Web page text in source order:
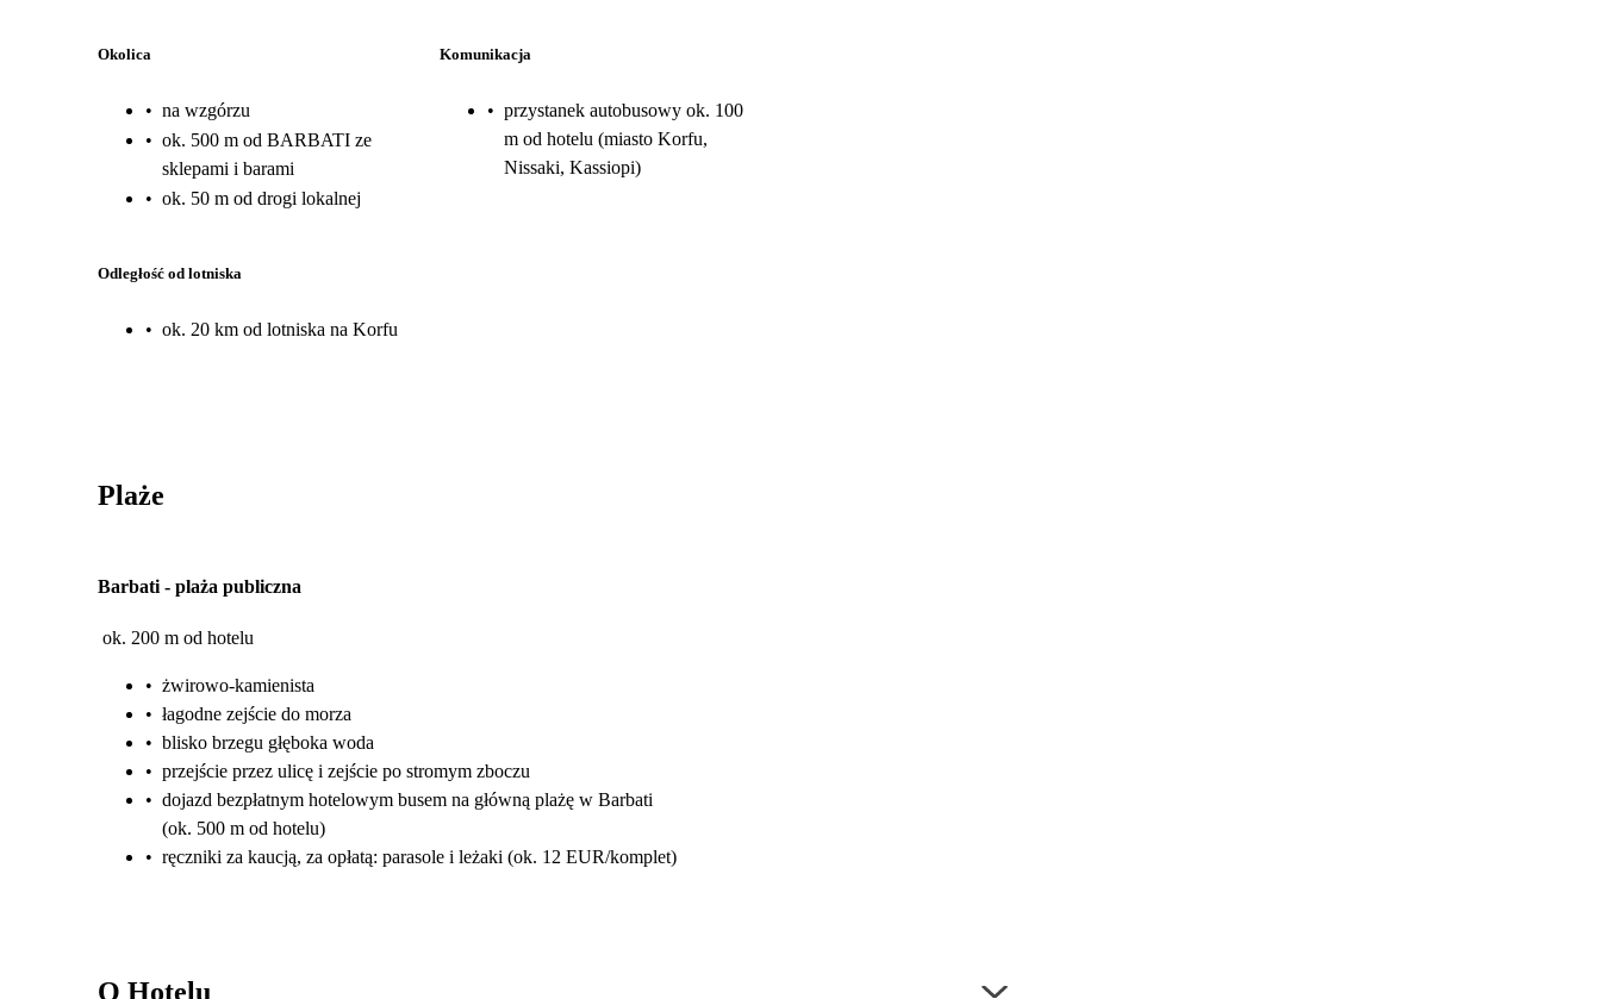
Okolica
• na wzgórzu
• ok. 500 m od BARBATI ze
sklepami i barami
• ok. 50 m od drogi lokalnej
Komunikacja
• przystanek autobusowy ok. 100
m od hotelu (miasto Korfu,
Nissaki, Kassiopi)
Odległość od lotniska
• ok. 20 km od lotniska na Korfu
Plaże
Barbati- plaża publiczna
ok. 200 m od hotelu
• żwirowo-kamienista
• łagodne zejście do morza
• blisko brzegu głęboka woda
• przejście przez ulicę i zejście po stromym zboczu
• dojazd bezpłatnym hotelowym busem na główną plażę w Barbati
(ok. 500 m od hotelu)
• ręczniki za kaucją, za opłatą: parasole i leżaki (ok. 12 EUR/komplet)
O Hotelu